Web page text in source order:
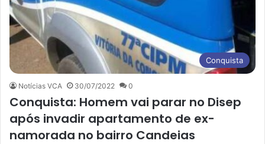
Conquista
Notícias VCA 30/07/2022 0
Conquista: Homem vai parar no Disep
após invadir apartamento de ex-
namorada no bairro Candeias